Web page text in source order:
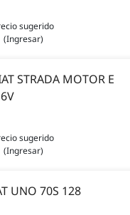
sugerido
(Ingresar)
STRADA MOTOR E
sugerido
(Ingresar)
UNO 70S 128